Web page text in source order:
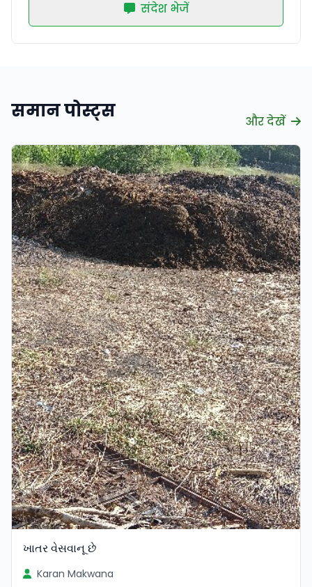
संदेश भेजें
समान पोस्ट्स और देखें
ખાતર વેસવાનૂ છે
Karan Makwana